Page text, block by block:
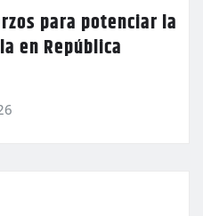
para potenciar la
en República